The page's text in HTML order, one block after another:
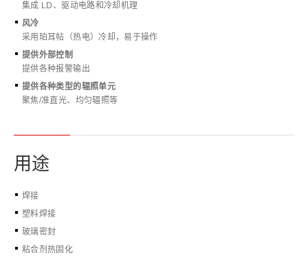
集成 LD、驱动电路和冷却机理
风冷
采用珀耳帖（热电）冷却，易于操作
提供外部控制
提供各种报警输出
提供各种类型的辐照单元
聚焦/准直光、均匀辐照等
用途
焊接
塑料焊接
玻璃密封
粘合剂热固化